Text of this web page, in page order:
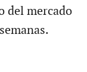
del mercado